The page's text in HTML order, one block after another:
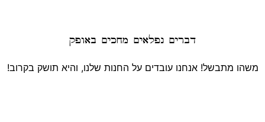
דברים נפלאים מחכים באופק
משהו מתבשל! אנחנו עובדים על החנות שלנו, והיא תושק בקרוב!